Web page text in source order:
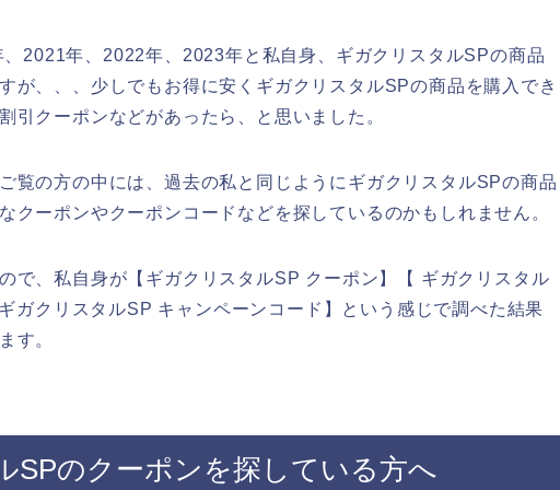
2021年、2022年、2023年と私自身、ギガクリスタルSPの商品
が、、、少しでもお得に安くギガクリスタルSPの商品を購入でき
引クーポンなどがあったら、と思いました。
覧の方の中には、過去の私と同じようにギガクリスタルSPの商品
クーポンやクーポンコードなどを探しているのかもしれません。
で、私自身が【ギガクリスタルSP クーポン】【 ギガクリスタル
ガクリスタルSP キャンペーンコード】という感じで調べた結果
す。
SPのクーポンを探している方へ